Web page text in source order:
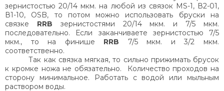
зернистостью 20/14 мкм. на любой из связок MS-1, В2-01,
В1-10, OSB, то потом можно использовать бруски на
связке RRB зернистостями 20/14 мкм. и 7/5 мкм.
последовательно. Если заканчиваете зернистостью 7/5
мкм., то на финише RRB 7/5 мкм. и 3/2 мкм.
соответственно.
Так как связка мягкая, то сильно прижимать брусок
к кромке ножа не обязательно.
Количество проходов на
сторону минимальное. Работать с водой или мыльным
раствором воды.